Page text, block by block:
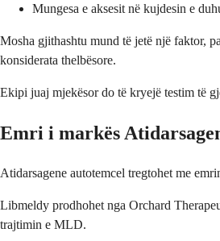
Mungesa e aksesit në kujdesin e
Mosha gjithashtu mund të jetë një faktor,
konsiderata thelbësore.
Ekipi juaj mjekësor do të kryejë testim të
Emri i markës
Atidarsagene autotemcel tregtohet me
Libmeldy prodhohet nga Orchard
trajtimin e MLD.